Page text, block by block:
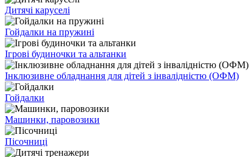
Дитячі каруселі
Гойдалки на пружині
Ігрові будиночки та альтанки
Інклюзивне обладнання для дітей з інвалідністю (ОФМ)
Гойдалки
Машинки, паровозики
Пісочниці